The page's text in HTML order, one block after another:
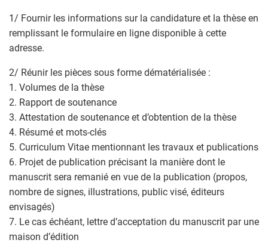
1/ Fournir les informations sur la candidature et la thèse en
remplissant le formulaire en ligne disponible à cette
adresse.
2/ Réunir les pièces sous forme dématérialisée :
1. Volumes de la thèse
2. Rapport de soutenance
3. Attestation de soutenance et d’obtention de la thèse
4. Résumé et mots-clés
5. Curriculum Vitae mentionnant les travaux et publications
6. Projet de publication précisant la manière dont le
manuscrit sera remanié en vue de la publication (propos,
nombre de signes, illustrations, public visé, éditeurs
envisagés)
7. Le cas échéant, lettre d’acceptation du manuscrit par une
maison d’édition